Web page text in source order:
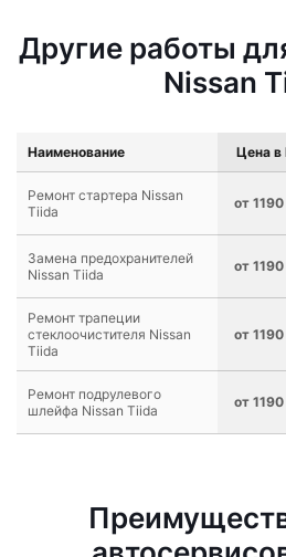
Другие работы
Nissan
Наименование Цена в
Ремонт стартера Nissan
Tiida
от
Замена предохранителей
Nissan Tiida
от
Ремонт трапеции
стеклоочистителя Nissan
Tiida
от
Ремонт подрулевого
шлейфа Nissan Tiida
от